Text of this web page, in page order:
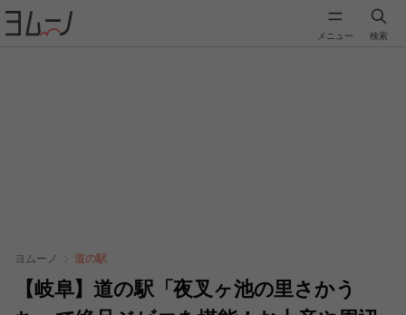
メニュー 検索
ヨムーノ 道の駅
【岐阜】道の駅「夜叉ヶ池の里さかう